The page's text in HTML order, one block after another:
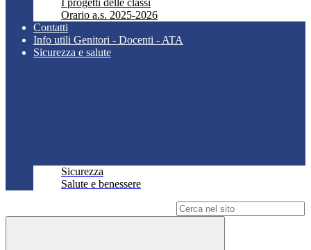
I progetti delle classi
Orario a.s. 2025-2026
Contatti
Info utili Genitori - Docenti - ATA
Sicurezza e salute
Sicurezza
Salute e benessere